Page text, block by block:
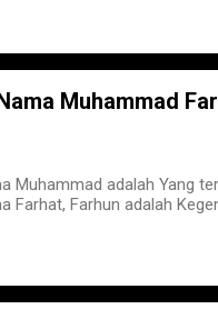
Muhammad
Muhammad adalah Yang
Farhat, Farhun adalah